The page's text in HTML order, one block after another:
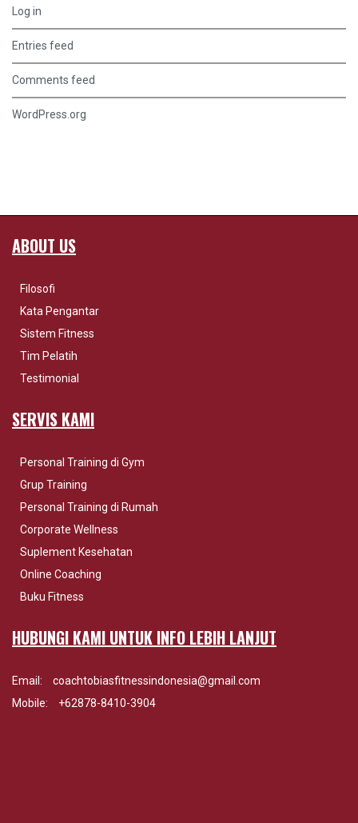
Log in
Entries feed
Comments feed
WordPress.org
ABOUT US
Filosofi
Kata Pengantar
Sistem Fitness
Tim Pelatih
Testimonial
SERVIS KAMI
Personal Training di Gym
Grup Training
Personal Training di Rumah
Corporate Wellness
Suplement Kesehatan
Online Coaching
Buku Fitness
HUBUNGI KAMI UNTUK INFO LEBIH LANJUT
Email:
coachtobiasfitnessindonesia@gmail.com
Mobile:
+62878-8410-3904